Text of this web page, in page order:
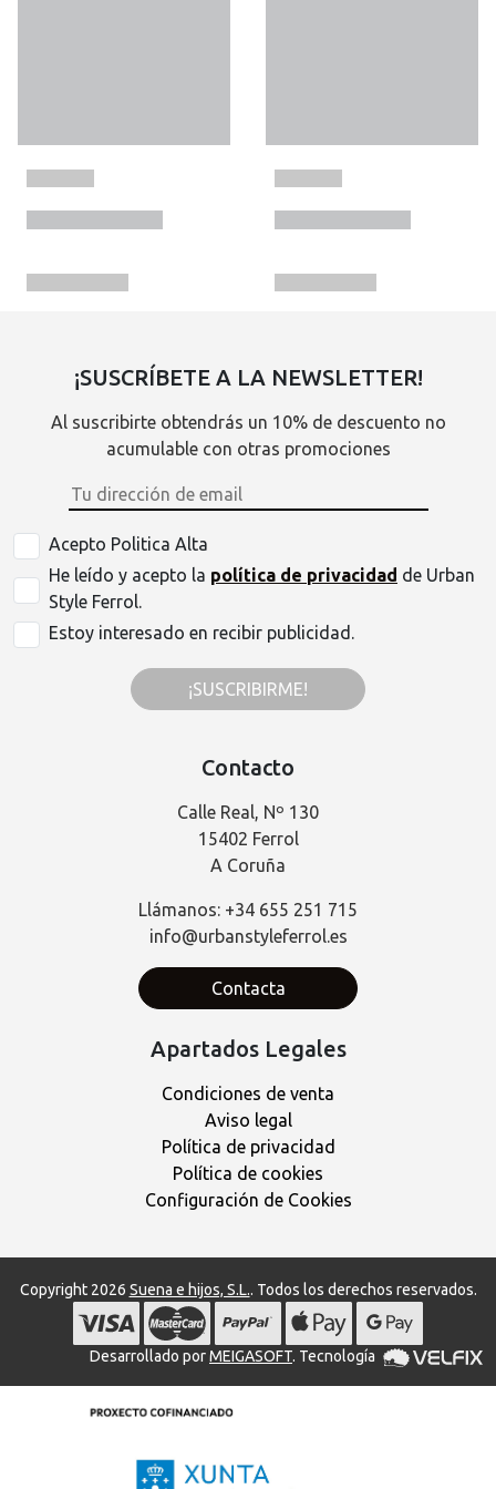
¡SUSCRÍBETE A LA NEWSLETTER!
Al suscribirte obtendrás un 10% de descuento no
acumulable con otras promociones
Acepto Politica Alta
He leído y acepto la política de privacidad de Urban
Style Ferrol.
Estoy interesado en recibir publicidad.
¡SUSCRIBIRME!
Contacto
Calle Real, Nº 130
15402 Ferrol
A Coruña
Llámanos: +34 655 251 715
info@urbanstyleferrol.es
Contacta
Apartados Legales
Condiciones de venta
Aviso legal
Política de privacidad
Política de cookies
Configuración de Cookies
Copyright 2026 Suena e hijos, S.L.. Todos los derechos reservados.
Desarrollado porMEIGASOFT. Tecnología